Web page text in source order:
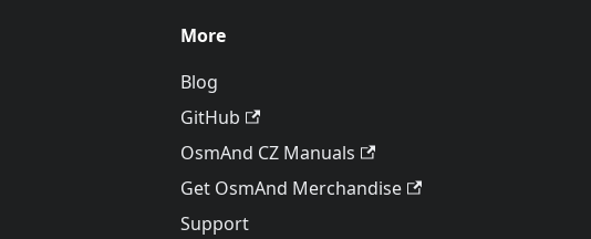
More
Blog
GitHub
OsmAnd CZ Manuals
Get OsmAnd Merchandise
Support